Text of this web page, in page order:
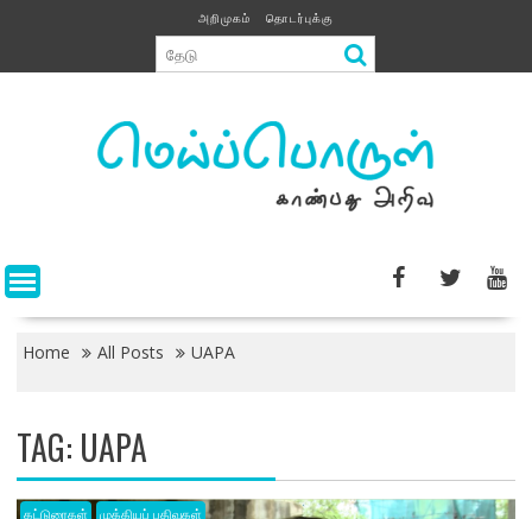
content
அறிமுகம் தொடர்புக்கு
Home All Posts UAPA
TAG: UAPA
கட்டுரைகள் முக்கியப் பதிவுகள்